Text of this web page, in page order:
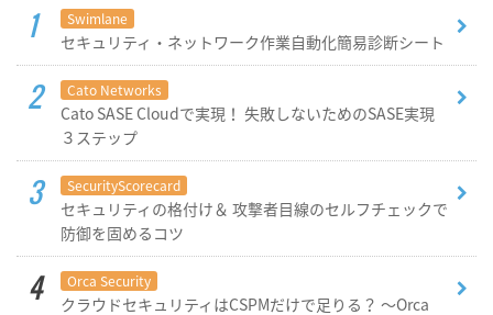
Swimlane
セキュリティ・ネットワーク作業自動化簡易診断シート
Cato Networks
Cato SASE Cloudで実現！ 失敗しないためのSASE実現
３ステップ
SecurityScorecard
セキュリティの格付け＆ 攻撃者目線のセルフチェックで
防御を固めるコツ
Orca Security
クラウドセキュリティはCSPMだけで足りる？ ～Orca